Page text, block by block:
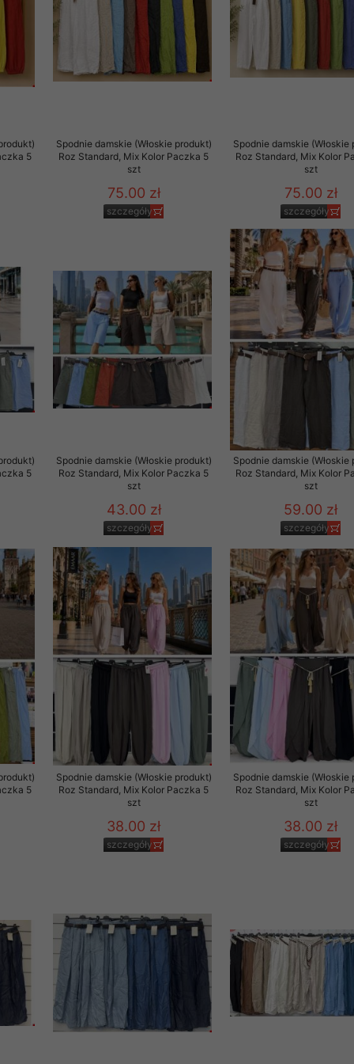
5
Spodnie damskie (Włoskie produkt)
Roz Standard, Mix Kolor Paczka 5
szt
75.00 zł
szczegóły
Spodnie damskie (Włoskie
Roz Standard, Mix Kolor
szt
75.00 zł
szczegóły
5
Spodnie damskie (Włoskie produkt)
Roz Standard, Mix Kolor Paczka 5
szt
43.00 zł
szczegóły
Spodnie damskie (Włoskie
Roz Standard, Mix Kolor
szt
59.00 zł
szczegóły
5
Spodnie damskie (Włoskie produkt)
Roz Standard, Mix Kolor Paczka 5
szt
38.00 zł
szczegóły
Spodnie damskie (Włoskie
Roz Standard, Mix Kolor
szt
38.00 zł
szczegóły
przez OMEZ
oraz usunięcia
zautomatyzowanemu
Twoich
osobowych.
udzielonego przez
29 sierpnia 1997 r. o
przechowujemy na
jedynie uprawnieni
osobom trzecim,
na podstawie
komputerze Klienta
naszej oferty do
internetowej
tych plików
na komputerze
zgodę. Dotyczy to w
przez nas linka
i nowościach w
danych